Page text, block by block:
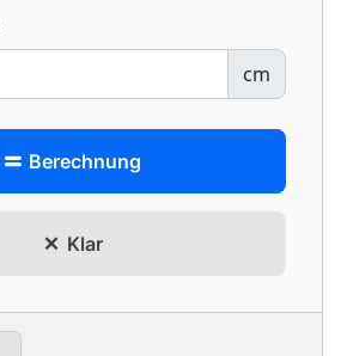
cm
Berechnung
Klar